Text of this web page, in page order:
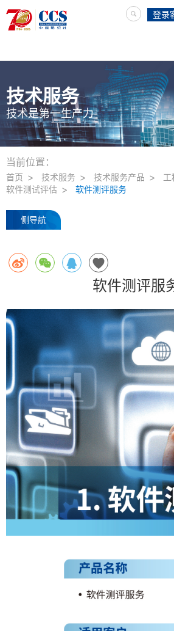
登录
技术服务
技术是第一生产力
当前位置：
首页 技术服务 技术服务产品
工
软件测试评估
软件测评服务
侧导航
软件测评服